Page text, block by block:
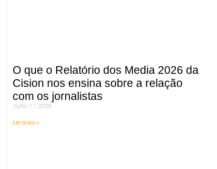
O que o Relatório dos Media 2026 da
Cision nos ensina sobre a relação
com os jornalistas
Julho 17, 2026
Ler mais »